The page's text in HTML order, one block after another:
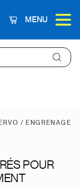
Panier
MENU
/ ENGRENAGE
POUR